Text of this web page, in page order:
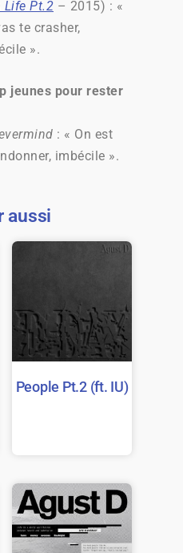
Life Pt.2 – 2015) : «
te crasher,
».
jeunes pour rester
: « On est
imbécile ».
aussi
People Pt.2 (ft. IU)